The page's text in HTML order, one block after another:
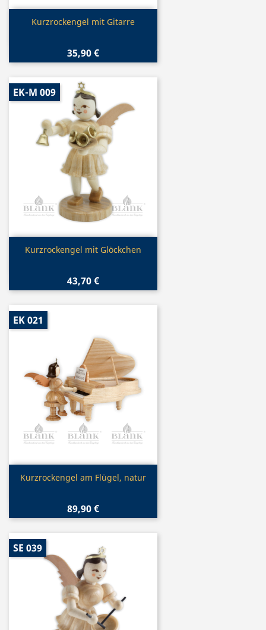
Vorschau
Kurzrockengel mit Gitarre
35,90 €
Vorschau
Kurzrockengel mit Glöckchen
43,70 €
EK-M 009
Vorschau
Kurzrockengel am Flügel, natur
89,90 €
EK 021
SE 039